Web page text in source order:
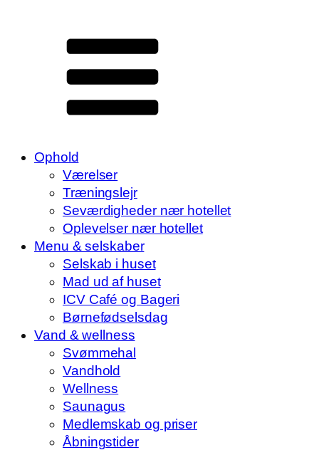
Ophold
Værelser
Træningslejr
Seværdigheder nær hotellet
Oplevelser nær hotellet
Menu & selskaber
Selskab i huset
Mad ud af huset
ICV Café og Bageri
Børnefødselsdag
Vand & wellness
Svømmehal
Vandhold
Wellness
Saunagus
Medlemskab og priser
Åbningstider